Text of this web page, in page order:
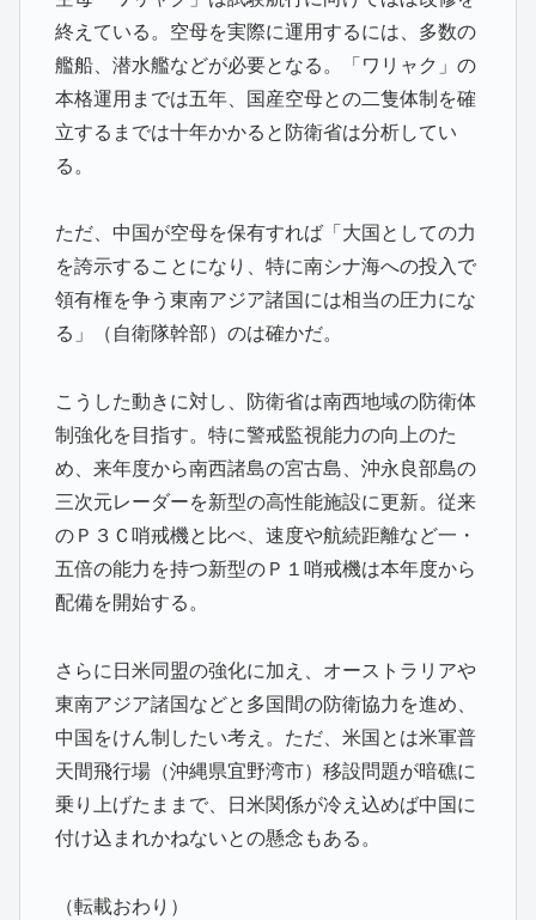
終えている。空母を実際に運用するには、多数の
艦船、潜水艦などが必要となる。「ワリャク」の
本格運用までは五年、国産空母との二隻体制を確
立するまでは十年かかると防衛省は分析してい
る。
ただ、中国が空母を保有すれば「大国としての力
を誇示することになり、特に南シナ海への投入で
領有権を争う東南アジア諸国には相当の圧力にな
る」（自衛隊幹部）のは確かだ。
こうした動きに対し、防衛省は南西地域の防衛体
制強化を目指す。特に警戒監視能力の向上のた
め、来年度から南西諸島の宮古島、沖永良部島の
三次元レーダーを新型の高性能施設に更新。従来
のＰ３Ｃ哨戒機と比べ、速度や航続距離など一・
五倍の能力を持つ新型のＰ１哨戒機は本年度から
配備を開始する。
さらに日米同盟の強化に加え、オーストラリアや
東南アジア諸国などと多国間の防衛協力を進め、
中国をけん制したい考え。ただ、米国とは米軍普
天間飛行場（沖縄県宜野湾市）移設問題が暗礁に
乗り上げたままで、日米関係が冷え込めば中国に
付け込まれかねないとの懸念もある。
（転載おわり）